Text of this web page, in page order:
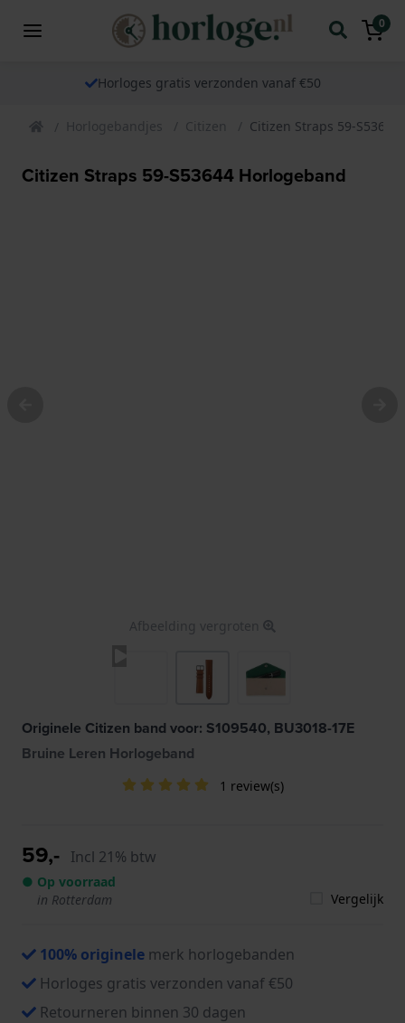
0
Horloges gratis verzonden vanaf €50
Horlogebandjes Citizen Citizen Straps 59-
Citizen Straps 59-S53644 Horlogeband
Afbeelding vergroten
Originele Citizen band voor: S109540, BU3018-17E
Bruine Leren Horlogeband
1 review(s)
59,- Incl 21% btw
● Op voorraad
in Rotterdam
Vergelijk
100% originele merk horlogebanden
Horloges gratis verzonden vanaf €50
Retourneren binnen 30 dagen